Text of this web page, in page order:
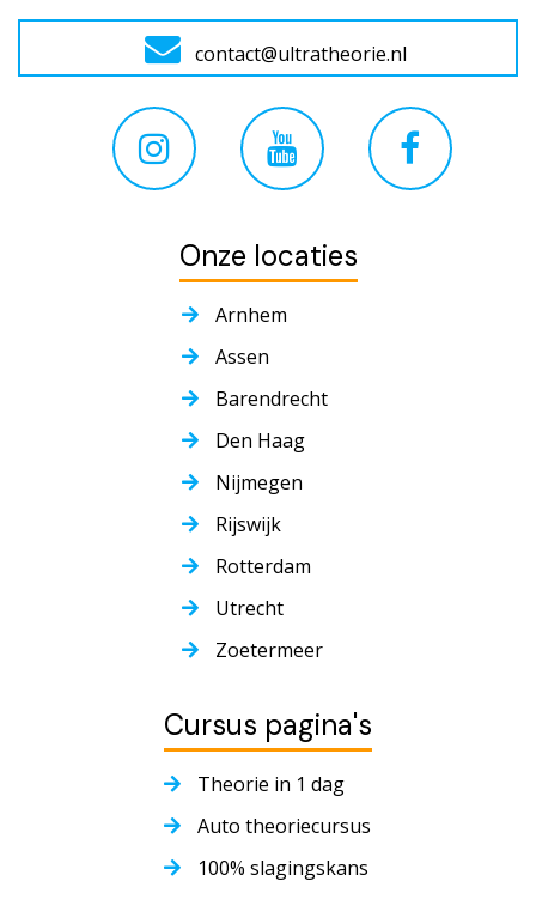
contact@ultratheorie.nl
Onze locaties
Arnhem
Assen
Barendrecht
Den Haag
Nijmegen
Rijswijk
Rotterdam
Utrecht
Zoetermeer
Cursus pagina's
Theorie in 1 dag
Auto theoriecursus
100% slagingskans